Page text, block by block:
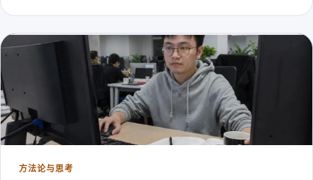
方法论与思考